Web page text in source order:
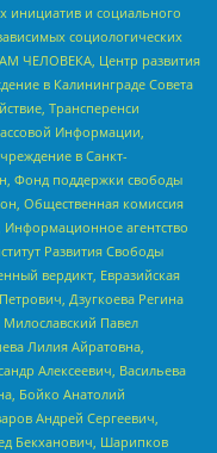
инициатив и социального
социологических
ЧЕЛОВЕКА, Центр развития
в Калининграде Совета
Трансперенси
Информации,
в Санкт-
Фонд поддержки свободы
Общественная комиссия
Информационное агентство
Развития Свободы
вердикт, Евразийская
Дзугкоева Регина
Павел
Лилия Айратовна,
Алексеевич, Васильева
Бойко Анатолий
Андрей Сергеевич,
Бекханович, Шарипков